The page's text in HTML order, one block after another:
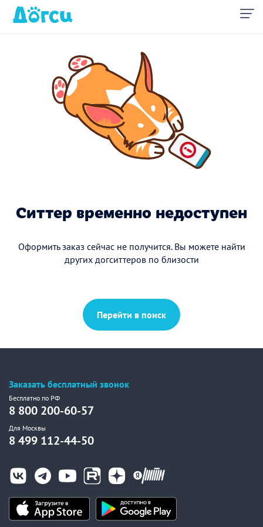
Ситтер временно недоступен
Оформить заказ сейчас не получится. Вы можете найти
других догситтеров по близости
Перейти в поиск
Заказать бесплатный звонок
Бесплатно по РФ
8 800 200-60-57
Для Москвы
8 499 112-44-50